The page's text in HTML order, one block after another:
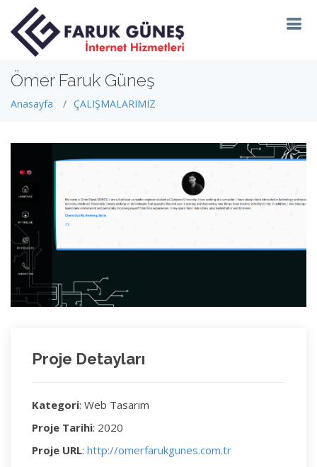
Ömer Faruk Güneş
Anasayfa ÇALIŞMALARIMIZ
Proje Detayları
Kategori: Web Tasarım
Proje Tarihi: 2020
Proje URL: http://omerfarukgunes.com.tr